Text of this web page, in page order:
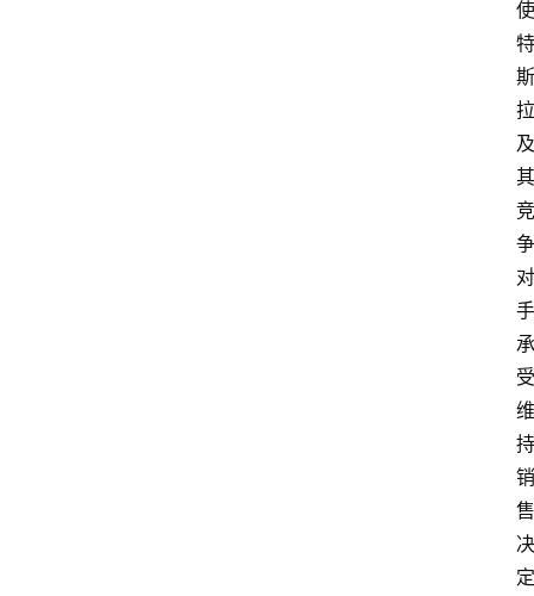
使
特
斯
拉
及
其
竞
争
对
手
承
受
维
持
销
售
决
定